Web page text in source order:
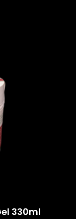
330ml